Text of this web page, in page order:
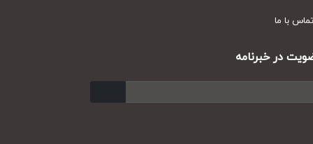
با ما
در خبرنامه